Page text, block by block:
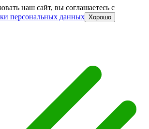
наш сайт, вы соглашаетесь c
персональных данных Хорошо